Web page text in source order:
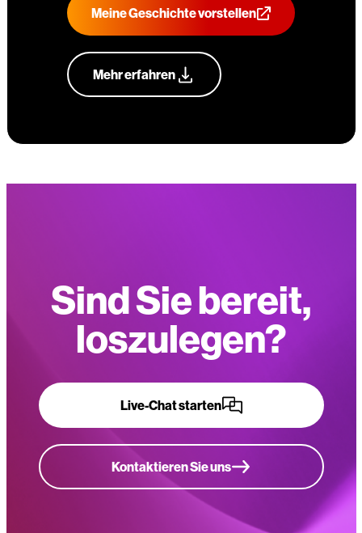
Meine Geschichte vorstellen
Mehr erfahren
Sind Sie bereit,
loszulegen?
Live-Chat starten
Kontaktieren Sie uns